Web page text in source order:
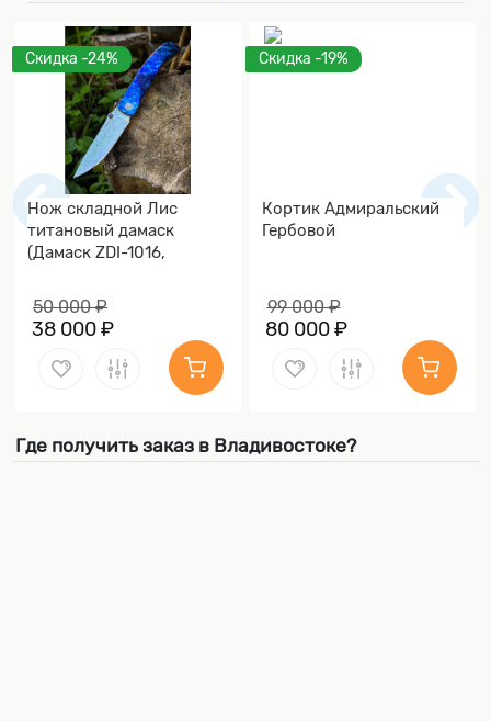
Скидка -24%
Нож складной Лис
титановый дамаск
(Дамаск ZDI-1016,
50 000 ₽
38 000 ₽
Скидка -19%
Кортик Адмиральский
Гербовой
99 000 ₽
80 000 ₽
Где получить заказ в Владивостоке?